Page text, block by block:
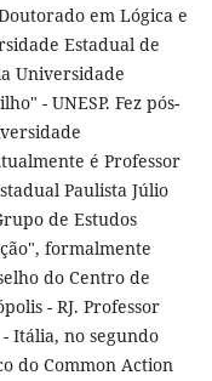
em Lógica e
Estadual de
Universidade
- UNESP. Fez pós-
é Professor
Paulista Júlio
de Estudos
formalmente
do Centro de
- RJ. Professor
Itália, no segundo
do Common Action